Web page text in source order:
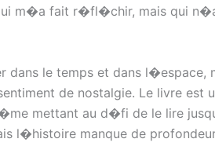
m�a fait r�fl�chir, mais qui
dans le temps et dans l�espace,
de nostalgie. Le livre est
mettant au d�fi de le lire
l�histoire manque de profondeur